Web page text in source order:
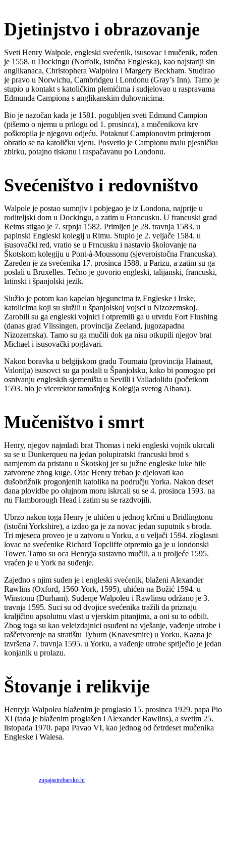
Djetinjstvo i obrazovanje
Sveti Henry Walpole, engleski svećenik, isusovac i mučenik, rođen
je 1558. u Dockingu (Norfolk, istočna Engleska), kao najstariji sin
anglikanaca, Christophera Walpolea i Margery Beckham. Studirao
je pravo u Norwichu, Cambridgeu i Londonu (Gray’s Inn). Tamo je
stupio u kontakt s katoličkim plemićima i sudjelovao u raspravama
Edmunda Campiona s anglikanskim duhovnicima.
Bio je nazočan kada je 1581. pogubljen sveti Edmund Campion
(pišemo o njemu u prilogu od 1. prosinca), a mučenikova krv
poškropila je njegovu odjeću. Potaknut Campionovim primjerom
obratio se na katoličku vjeru. Posvetio je Campionu malu pjesničku
zbirku, potajno tiskanu i raspačavanu po Londonu.
Svećeništvo i redovništvo
Walpole je postao sumnjiv i pobjegao je iz Londona, najprije u
roditeljski dom u Dockingu, a zatim u Francusku. U francuski grad
Reims stigao je 7. srpnja 1582. Primljen je 28. travnja 1583. u
papinski Engleski kolegij u Rimu. Stupio je 2. veljače 1584. u
isusovački red, vratio se u Frncusku i nastavio školovanje na
Škotskom kolegiju u Pont-à-Moussonu (sjeveroistočna Francuska).
Zaređen je za svećenika 17. prosinca 1588. u Parizu, a zatim su ga
poslali u Bruxelles. Tečno je govorio engleski, talijanski, francuski,
latinski i španjolski jezik.
Služio je potom kao kapelan bjeguncima iz Engleske i Irske,
katolicima koji su služili u španjolskoj vojsci u Nizozemskoj.
Zarobili su ga engleski vojnici i otpremili ga u utvrdu Fort Flushing
(danas grad Vlissingen, provincija Zeeland, jugozapadna
Nizozemska). Tamo su ga mučili dok ga nisu otkupili njegov brat
Michael i isusovački poglavari.
Nakon boravka u belgijskom gradu Tournaiu (provincija Hainaut,
Valonija) isusovci su ga poslali u Španjolsku, kako bi pomogao pri
osnivanju engleskih sjemeništa u Sevilli i Valladolidu (početkom
1593. bio je vicerektor tamošnjeg Kolegija svetog Albana).
Mučeništvo i smrt
Henry, njegov najmlađi brat Thomas i neki engleski vojnik ukrcali
su se u Dunkerqueu na jedan polupiratski francuski brod s
namjerom da pristanu u Škotskoj jer su južne engleske luke bile
zatvorene zbog kuge. Otac Henry trebao je djelovati kao
dušobrižnik progonjenih katolika na području Yorka. Nakon deset
dana plovidbe po olujnom moru iskrcali su se 4. prosinca 1593. na
rtu Flamborough Head i zatim su se razdvojili.
Ubrzo nakon toga Henry je uhićen u jednog krčmi u Bridlingtonu
(istočni Yorkshire), a izdao ga je za novac jedan suputnik s broda.
Tri mjeseca proveo je u zatvoru u Yorku, a u veljači 1594. zloglasni
lovac na svećenike Richard Topcliffe otpremio ga je u londonski
Tower. Tamo su oca Henryja sustavno mučili, a u proljeće 1595.
vraćen je u York na suđenje.
Zajedno s njim suđen je i engleski svećenik, blaženi Alexander
Rawlins (Oxford, 1560-York, 1595), uhićen na Božić 1594. u
Winstonu (Durham). Suđenje Walpoleu i Rawlinsu održano je 3.
travnja 1595. Suci su od dvojice svećenika tražili da priznaju
kraljičinu apsolutnu vlast u vjerskim pitanjima, a oni su to odbili.
Zbog toga su kao veleizdajnici osuđeni na vješanje, vađenje utrobe i
raščetvorenje na stratištu Tyburn (Knavesmire) u Yorku. Kazna je
izvršena 7. travnja 1595. u Yorku, a vađenje utrobe spriječio je jedan
konjanik u prolazu.
Štovanje i relikvije
Henryja Walpolea blaženim je proglasio 15. prosinca 1929. papa Pio
XI (tada je blaženim proglašen i Alexander Rawlins), a svetim 25.
listopada 1970. papa Pavao VI, kao jednog od četrdeset mučenika
Engleske i Walesa.
Izvor:zupajastrebarsko.hr